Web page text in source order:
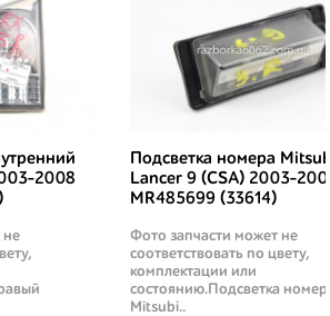
2008
не
Подсветка номера
Lancer 9 (CSA) 2003-
MR485699 (33614)
Фото запчасти может не
соответствовать по цвету,
комплектации или
состоянию.Подсветка
Mitsubi..